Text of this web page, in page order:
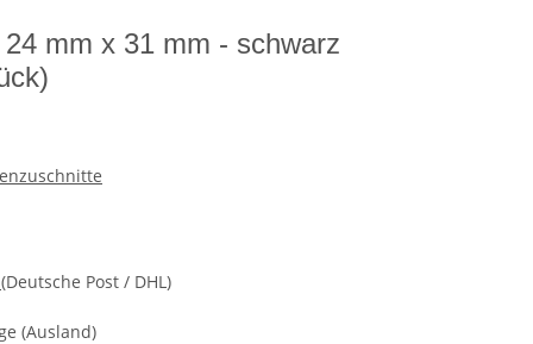
mm x 31 mm - schwarz
(Deutsche Post / DHL)
(Ausland)